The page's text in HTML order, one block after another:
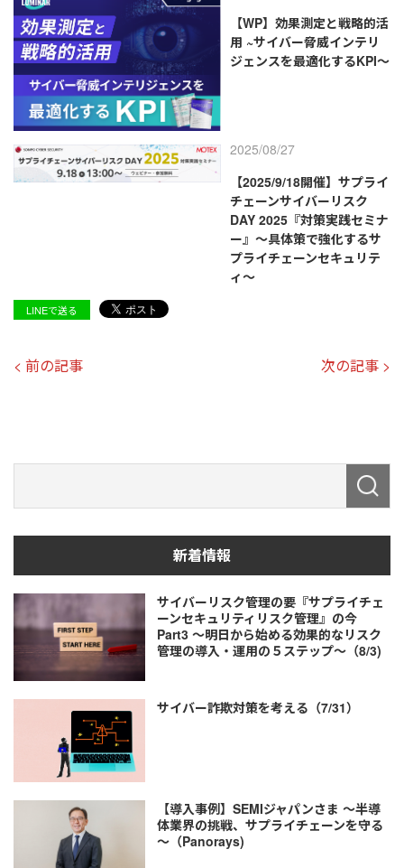
【WP】効果測定と戦略的活
用 ~サイバー脅威インテリ
ジェンスを最適化するKPI～
2025/08/27
【2025/9/18開催】サプライ
チェーンサイバーリスク
DAY 2025『対策実践セミナ
ー』～具体策で強化するサ
プライチェーンセキュリテ
ィ～
LINEで送る
< 前の記事 次の記事 >
新着情報
サイバーリスク管理の要『サプライチェ
ーンセキュリティリスク管理』の今
Part3 ～明日から始める効果的なリスク
管理の導入・運用の５ステップ～（8/3)
サイバー詐欺対策を考える（7/31）
【導入事例】SEMIジャパンさま ～半導
体業界の挑戦、サプライチェーンを守る
～（Panorays)